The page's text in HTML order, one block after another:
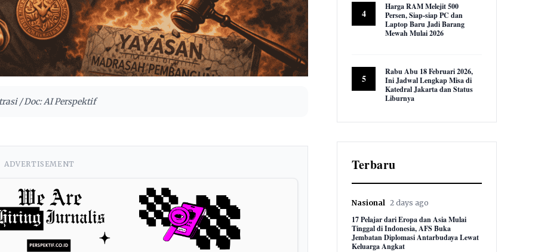
/ Doc: AI Perspektif
ADVERTISEMENT
4
Harga RAM Melejit 500
Persen, Siap-siap PC dan
Laptop Baru Jadi Barang
Mewah Mulai 2026
5
Rabu Abu 18 Februari 2026,
Ini Jadwal Lengkap Misa di
Katedral Jakarta dan Status
Liburnya
Terbaru
Nasional 2 days ago
17 Pelajar dari Eropa dan Asia Mulai
Tinggal di Indonesia, AFS Buka
Jembatan Diplomasi Antarbudaya Lewat
Keluarga Angkat